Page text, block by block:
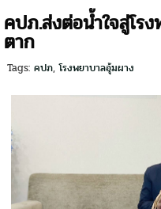
คปภ.ส่งต่อน้ำใจสู่โร
ตาก
Tags: คปภ,โรงพยาบาลอุ้มผาง